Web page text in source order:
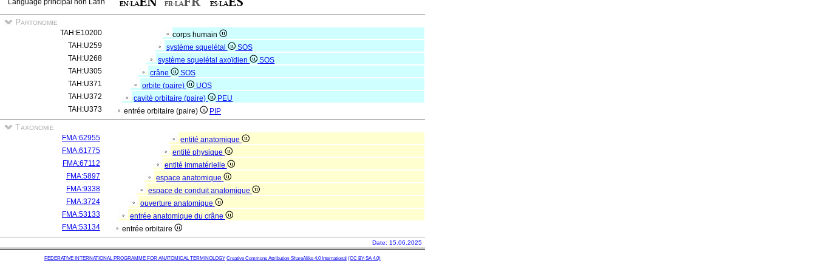
Language principal non Latin
Partonomie
TAH:E10200
corps humain
TAH:U259
système squelétal
SOS
TAH:U268
système squelétal axoïdien
SOS
TAH:U305
crâne
SOS
TAH:U371
orbite (paire)
UOS
TAH:U372
cavité orbitaire (paire)
PEU
TAH:U373
entrée orbitaire (paire) PIP
Taxonomie
FMA:62955
entité anatomique
FMA:61775
entité physique
FMA:67112
entité immatérielle
FMA:5897
espace anatomique
FMA:9338
espace de conduit anatomique
FMA:3724
ouverture anatomique
FMA:53133
entrée anatomique du crâne
FMA:53134
entrée orbitaire
Date: 15.06.2025
FEDERATIVE INTERNATIONAL PROGRAMME FOR ANATOMICAL TERMINOLOGY Creative Commons Attribution-ShareAlike 4.0 International (CC BY-SA 4.0)